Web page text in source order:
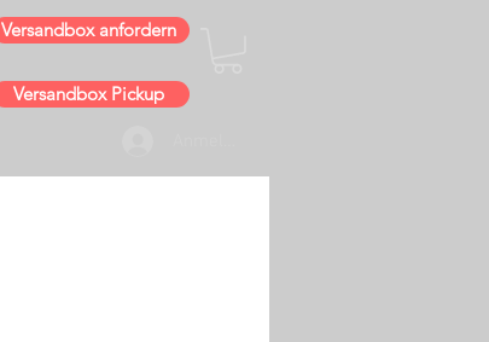
Versandbox anfordern
Versandbox Pickup